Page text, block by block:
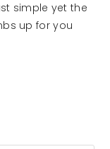
simple yet the
up for you